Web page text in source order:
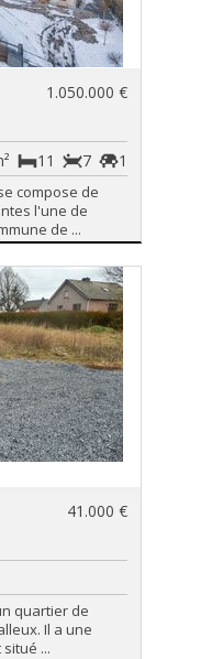
1.050.000 €
1
7
11
compose de
l'une de
de ...
41.000 €
quartier de
Il a une
...